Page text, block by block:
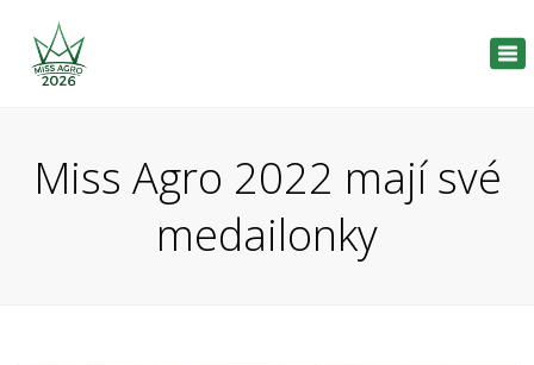
Miss Agro 2022 mají své
medailonky